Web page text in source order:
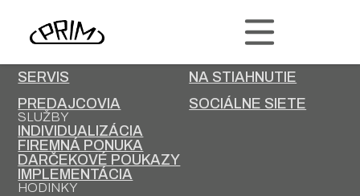
PRIM
KARIÉRA
SERVIS
NA STIAHNUTIE
PREDAJCOVIA
SOCIÁLNE SIETE
SLUŽBY
INDIVIDUALIZÁCIA
FIREMNÁ PONUKA
DARČEKOVÉ POUKAZY
IMPLEMENTÁCIA
HODINKY